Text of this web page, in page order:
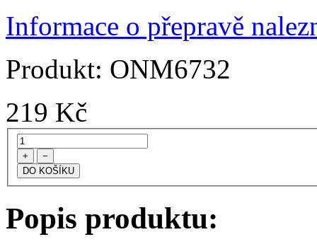
Informace o přepravě
Produkt: ONM6732
219 Kč
+ −
Popis produktu: